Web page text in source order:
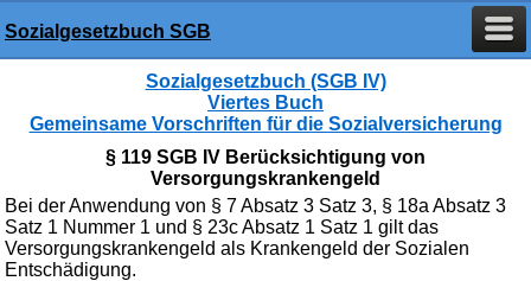
Sozialgesetzbuch SGB
Sozialgesetzbuch (SGB IV)
Viertes Buch
Gemeinsame Vorschriften für die Sozialversicherung
§ 119 SGB IV Berücksichtigung von
Versorgungskrankengeld
Bei der Anwendung von § 7 Absatz 3 Satz 3, § 18a Absatz 3
Satz 1 Nummer 1 und § 23c Absatz 1 Satz 1 gilt das
Versorgungskrankengeld als Krankengeld der Sozialen
Entschädigung.